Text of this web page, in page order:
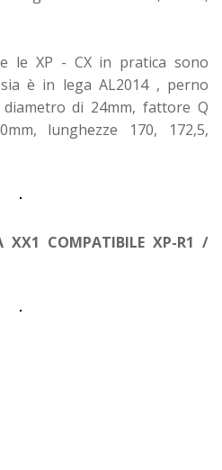
le XP - CX in pratica sono
è in lega AL2014 , perno
di 24mm, fattore Q
lunghezze 170, 172,5,
XX1 COMPATIBILE XP-R1 /